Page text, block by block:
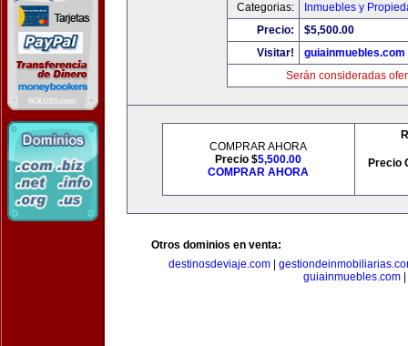
Categorias:
Inmuebles y
Precio:
$5,500.00
Visitar!
guiainmuebles.com
Serán consideradas
COMPRAR AHORA
Precio $5,500.00
COMPRAR AHORA
Precio
Otros dominios en venta:
destinosdeviaje.com|
guiainmuebles.com|